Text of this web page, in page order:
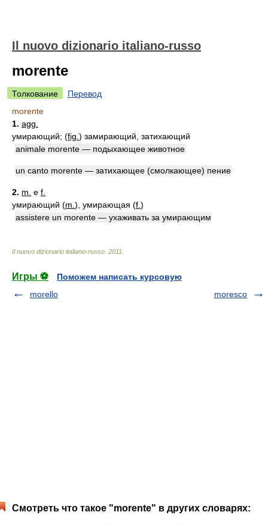
Il nuovo dizionario italiano-russo
morente
Толкование
Перевод
morente
1. agg.
умирающий; (fig. ) замирающий, затихающий
animale morente — подыхающее животное
un canto morente — затихающее (смолкающее) пение
2. m. e f.
умирающий (m. ), умирающая (f. )
assistere un morente — ухаживать за умирающим
Il nuovo dizionario italiano-russo 2011
Игры ⚽
Поможем написать курсовую
morello
moresco
Смотреть что такое "morente" в других словарях: